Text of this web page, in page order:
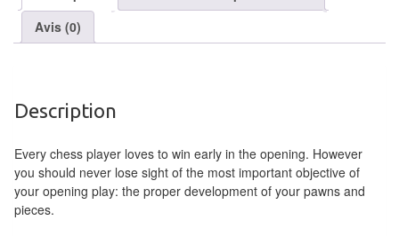
muraux/Plein
air
Echiquier
aveugles
Logiciels
d'échecs
Avis (0)
Description
Every chess player loves to win early in the opening. However
you should never lose sight of the most important objective of
your opening play: the proper development of your pawns and
pieces.